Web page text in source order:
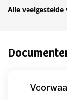
Alle veelgestelde